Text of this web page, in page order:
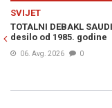
nešto im se nije